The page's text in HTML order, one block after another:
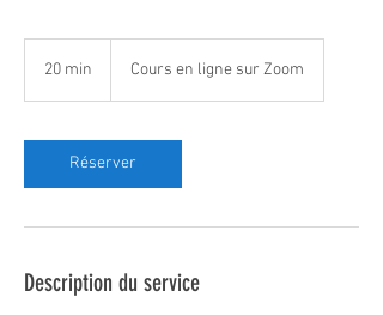
20 min
i
n
Cours en ligne sur Zoom
Réserver
Description du service